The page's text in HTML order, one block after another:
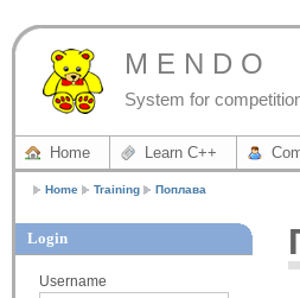
M E N D O
System for
Home Learn C++
Home Training Поплава
Login
Username